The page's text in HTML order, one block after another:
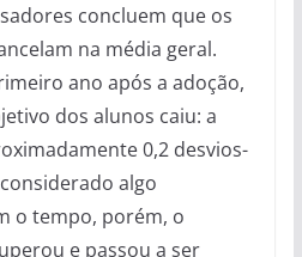
concluem que os
na média geral.
ano após a adoção,
dos alunos caiu: a
0,2 desvios-
algo
o tempo, porém, o
e passou a ser